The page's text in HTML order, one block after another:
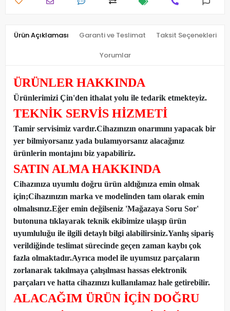
Ürün Açıklaması Garanti ve Teslimat Taksit Seçenekleri
Yorumlar
ÜRÜNLER HAKKINDA
Ürünlerimizi Çin'den ithalat yolu ile tedarik etmekteyiz.
TEKNİK SERVİS HİZMETİ
Tamir servisimiz vardır.Cihazınızın onarımını yapacak bir
yer bilmiyorsanız yada bulamıyorsanız alacağınız
ürünlerin montajını biz yapabiliriz.
SATIN ALMA HAKKINDA
Cihazınıza uyumlu doğru ürün aldığınıza emin olmak
için;Cihazınızın marka ve modelinden tam olarak emin
olmalısınız.Eğer emin değilseniz 'Mağazaya Soru Sor'
butonuna tıklayarak teknik ekibimize ulaşıp ürün
uyumluluğu ile ilgili detaylı bilgi alabilirsiniz.Yanlış sipariş
verildiğinde teslimat sürecinde geçen zaman kaybı çok
fazla olmaktadır.Ayrıca model ile uyumsuz parçaların
zorlanarak takılmaya çalışılması hassas elektronik
parçaları ve hatta cihazınızı kullanılamaz hale getirebilir.
ALACAĞIM ÜRÜN İÇİN DOĞRU